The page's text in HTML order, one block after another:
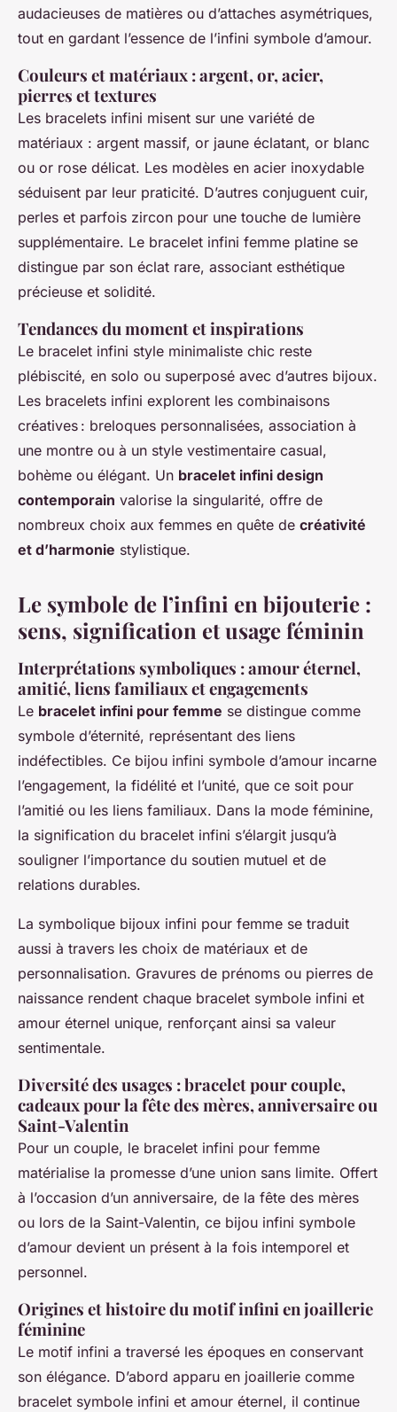
audacieuses de matières ou d’attaches asymétriques,
tout en gardant l’essence de l’infini symbole d’amour.
Couleurs et matériaux : argent, or, acier,
pierres et textures
Les bracelets infini misent sur une variété de
matériaux : argent massif, or jaune éclatant, or blanc
ou or rose délicat. Les modèles en acier inoxydable
séduisent par leur praticité. D’autres conjuguent cuir,
perles et parfois zircon pour une touche de lumière
supplémentaire. Le bracelet infini femme platine se
distingue par son éclat rare, associant esthétique
précieuse et solidité.
Tendances du moment et inspirations
Le bracelet infini style minimaliste chic reste
plébiscité, en solo ou superposé avec d’autres bijoux.
Les bracelets infini explorent les combinaisons
créatives : breloques personnalisées, association à
une montre ou à un style vestimentaire casual,
bohème ou élégant. Un bracelet infini design
contemporain valorise la singularité, offre de
nombreux choix aux femmes en quête de créativité
et d’harmonie stylistique.
Le symbole de l’infini en bijouterie :
sens, signification et usage féminin
Interprétations symboliques : amour éternel,
amitié, liens familiaux et engagements
Le bracelet infini pour femme se distingue comme
symbole d’éternité, représentant des liens
indéfectibles. Ce bijou infini symbole d’amour incarne
l’engagement, la fidélité et l’unité, que ce soit pour
l’amitié ou les liens familiaux. Dans la mode féminine,
la signification du bracelet infini s’élargit jusqu’à
souligner l’importance du soutien mutuel et de
relations durables.
La symbolique bijoux infini pour femme se traduit
aussi à travers les choix de matériaux et de
personnalisation. Gravures de prénoms ou pierres de
naissance rendent chaque bracelet symbole infini et
amour éternel unique, renforçant ainsi sa valeur
sentimentale.
Diversité des usages : bracelet pour couple,
cadeaux pour la fête des mères, anniversaire ou
Saint-Valentin
Pour un couple, le bracelet infini pour femme
matérialise la promesse d’une union sans limite. Offert
à l’occasion d’un anniversaire, de la fête des mères
ou lors de la Saint-Valentin, ce bijou infini symbole
d’amour devient un présent à la fois intemporel et
personnel.
Origines et histoire du motif infini en joaillerie
féminine
Le motif infini a traversé les époques en conservant
son élégance. D’abord apparu en joaillerie comme
bracelet symbole infini et amour éternel, il continue